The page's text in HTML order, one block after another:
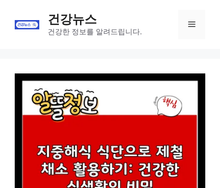
content
건강뉴스
건강한 정보를 알려드립니다.
Menu